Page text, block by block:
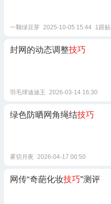
一颗绿豆芽 2025-10-05 15:44 1跟贴
封网的动态调整技巧
羽毛球迪迪王 2026-03-14 16:30
绿色防晒网角绳结技巧
雾切月夜 2026-04-17 00:50
网传“奇葩化妆技巧”测评